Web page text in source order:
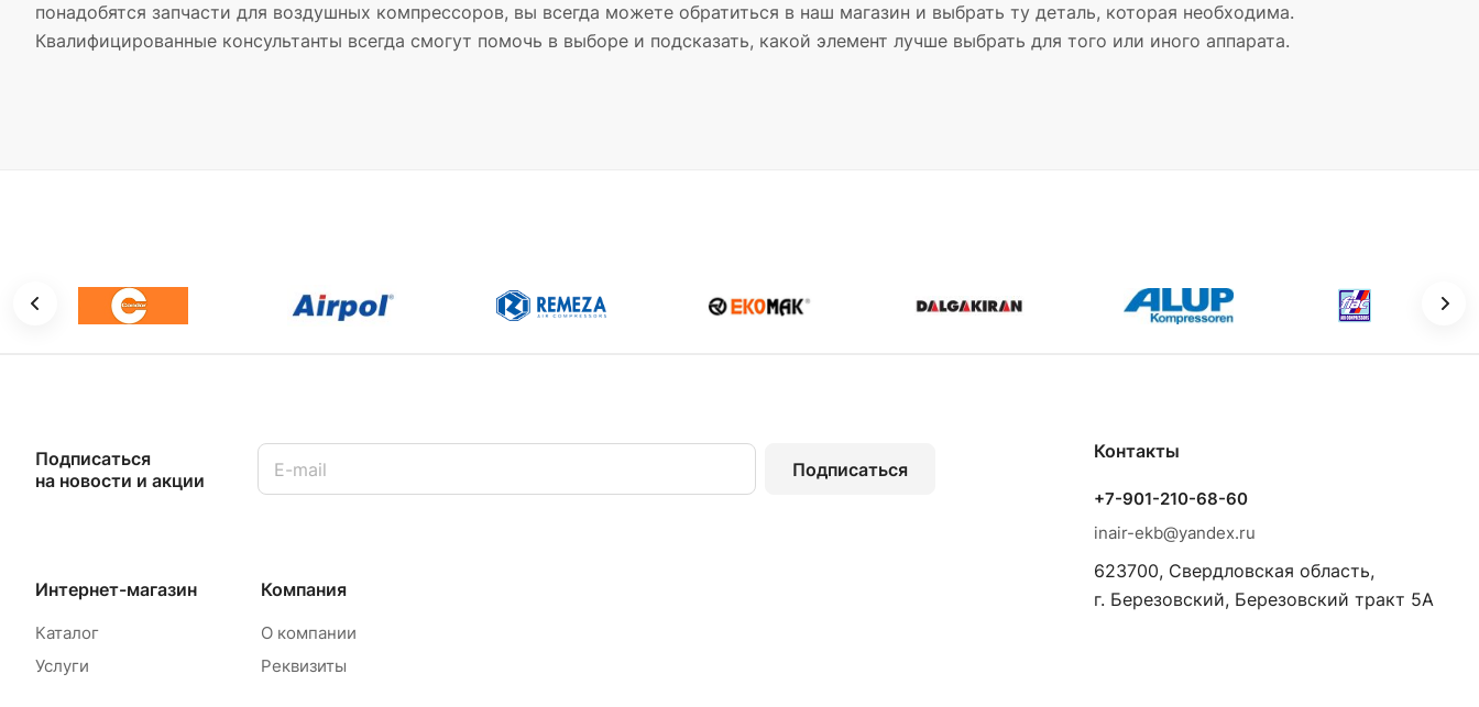
понадобятся запчасти для воздушных компрессоров, вы всегда можете обратиться в наш магазин и выбрать ту деталь, которая необходима.
Квалифицированные консультанты всегда смогут помочь в выборе и подсказать, какой элемент лучше выбрать для того или иного аппарата.
Подписаться
на новости и акции
Подписаться
Интернет-магазин
Каталог
Услуги
Компания
О компании
Реквизиты
Контакты
+7-901-210-68-60
inair-ekb@yandex.ru
623700, Свердловская область,
г. Березовский, Березовский тракт 5А